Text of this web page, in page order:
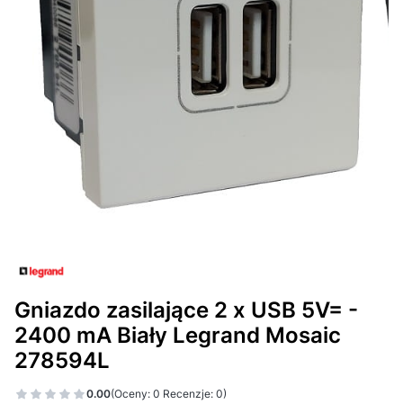
Gniazdo zasilające 2 x USB 5V= -
2400 mA Biały Legrand Mosaic
278594L
0.00(Oceny: 0 Recenzje: 0)